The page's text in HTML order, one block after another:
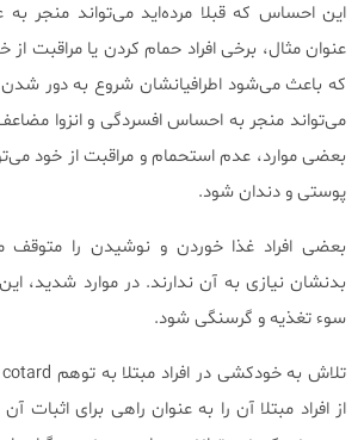
این احساس که قبلا مرده‌اید می‌تواند منجر
عنوان مثال، برخی افراد حمام کردن یا مراقبت
که باعث می‌شود اطرافیانشان شروع به دور شدن
می‌تواند منجر به احساس افسردگی و انزوا
بعضی موارد، عدم استحمام و مراقبت از خود
پوستی و دندان شود.
بعضی افراد غذا خوردن و نوشیدن را متوقف
بدنشان نیازی به آن ندارند. در موارد شدید،
سوء تغذیه و گرسنگی شود.
از افراد مبتلا آن را به عنوان راهی برای اثبات